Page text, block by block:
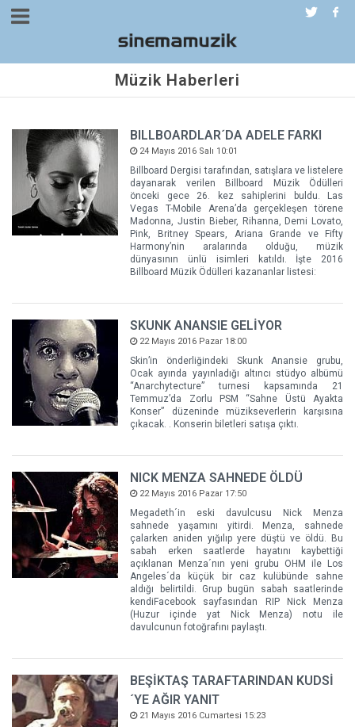
Müzik Haberleri
BILLBOARDLAR´DA ADELE FARKI
24 Mayıs 2016 Salı 10:01
Billboard Dergisi tarafından, satışlara ve listelere
dayanarak verilen Billboard Müzik Ödülleri
önceki gece 26. kez sahiplerini buldu. Las
Vegas T-Mobile Arena’da gerçekleşen törene
Madonna, Justin Bieber, Rihanna, Demi Lovato,
Pink, Britney Spears, Ariana Grande ve Fifty
Harmony’nin aralarında olduğu, müzik
dünyasının ünlü isimleri katıldı. İşte 2016
Billboard Müzik Ödülleri kazananlar listesi:
SKUNK ANANSIE GELİYOR
22 Mayıs 2016 Pazar 18:00
Skin’in önderliğindeki Skunk Anansie grubu,
Ocak ayında yayınladığı altıncı stüdyo albümü
“Anarchytecture” turnesi kapsamında 21
Temmuz’da Zorlu PSM “Sahne Üstü Ayakta
Konser” düzeninde müzikseverlerin karşısına
çıkacak. . Konserin biletleri satışa çıktı.
NICK MENZA SAHNEDE ÖLDÜ
22 Mayıs 2016 Pazar 17:50
Megadeth´in eski davulcusu Nick Menza
sahnede yaşamını yitirdi. Menza, sahnede
çalarken aniden yığılıp yere düştü ve öldü. Bu
sabah erken saatlerde hayatını kaybettiği
açıklanan Menza´nın yeni grubu OHM ile Los
Angeles´da küçük bir caz kulübünde sahne
aldığı belirtildi. Grup bugün sabah saatlerinde
kendiFacebook sayfasından RIP Nick Menza
(Huzur içinde yat Nick Menza) notu ile
davulcunun fotoğrafını paylaştı.
BEŞİKTAŞ TARAFTARINDAN KUDSİ
´YE AĞIR YANIT
21 Mayıs 2016 Cumartesi 15:23